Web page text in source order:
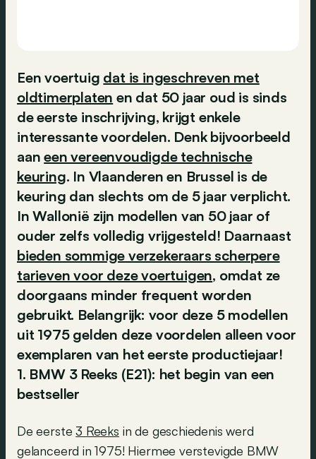
Een voertuig dat is ingeschreven met
oldtimerplaten en dat 50 jaar oud is sinds
de eerste inschrijving, krijgt enkele
interessante voordelen. Denk bijvoorbeeld
aaneen vereenvoudigde technische
keuring. In Vlaanderen en Brussel is de
keuring dan slechts om de 5 jaar verplicht.
In Wallonië zijn modellen van 50 jaar of
ouder zelfs volledig vrijgesteld! Daarnaast
bieden sommige verzekeraars scherpere
tarieven voor deze voertuigen, omdat ze
doorgaans minder frequent worden
gebruikt. Belangrijk: voor deze 5 modellen
uit 1975 gelden deze voordelen alleen voor
exemplaren van het eerste productiejaar!
1. BMW 3 Reeks (E21): het begin van een
bestseller
De eerste3 Reeks in de geschiedenis werd
gelanceerd in 1975! Hiermee verstevigde BMW